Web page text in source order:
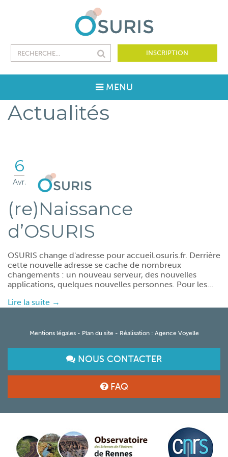
INSCRIPTION
MENU
Actualités
6
Avr.
(re)Naissance
d’OSURIS
OSURIS change d'adresse pour accueil.osuris.fr. Derrière
cette nouvelle adresse se cache de nombreux
changements : un nouveau serveur, des nouvelles
applications, quelques nouvelles personnes. Pour les...
Lire la suite →
Mentions légales- Plan du site - Réalisation : Agence Voyelle
NOUS CONTACTER
FAQ